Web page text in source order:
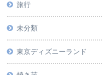
旅行
未分類
東京ディズニーランド